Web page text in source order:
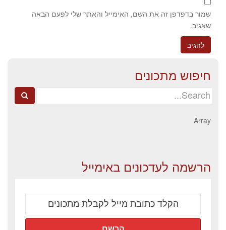
שמור בדפדפן זה את השם, האימייל והאתר שלי לפעם הבאה
שאגיב.
חיפוש מתכונים
Search
Array
הרשמה לעדכונים באימייל